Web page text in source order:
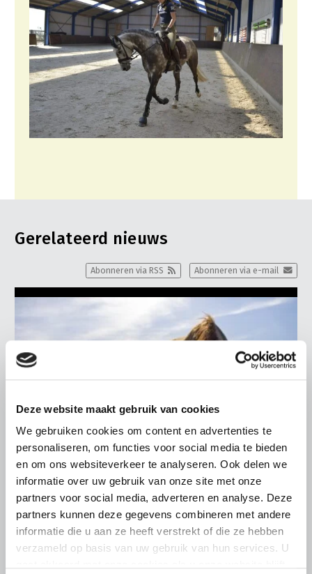
Deze website maakt gebruik van cookies
We gebruiken cookies om content en advertenties te
personaliseren, om functies voor social media te bieden
en om ons websiteverkeer te analyseren. Ook delen we
informatie over uw gebruik van onze site met onze
partners voor social media, adverteren en analyse. Deze
partners kunnen deze gegevens combineren met andere
informatie die u aan ze heeft verstrekt of die ze hebben
verzameld op basis van uw gebruik van hun services. U
Gerelateerd nieuws
Abonneren via e-mail
Abonneren via RSS
ALGEMENE INFORMATIE
28 JULI 2026
Warmere zomers, meer aandacht